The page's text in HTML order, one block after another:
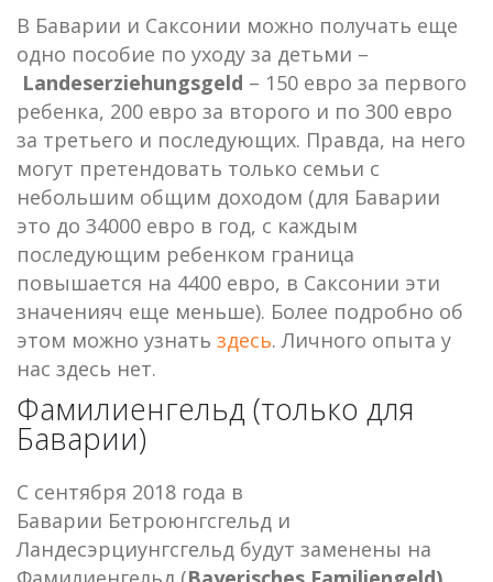
В Баварии и Саксонии можно получать еще
одно пособие по уходу за детьми –
Landeserziehungsgeld – 150 евро за первого
ребенка, 200 евро за второго и по 300 евро
за третьего и последующих. Правда, на него
могут претендовать только семьи с
небольшим общим доходом (для Баварии
это до 34000 евро в год, с каждым
последующим ребенком граница
повышается на 4400 евро, в Саксонии эти
значенияч еще меньше). Более подробно об
этом можно узнать здесь. Личного опыта у
нас здесь нет.
Фамилиенгельд (только для
Баварии)
С сентября 2018 года в
Баварии Бетроюнгсгельд и
Ландесэрциунгсгельд будут заменены на